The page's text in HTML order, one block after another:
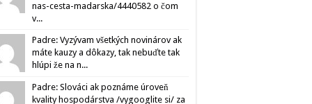
nas-cesta-madarska/4440582 o čom
v...
Padre: Vyzývam všetkých novinárov ak
máte kauzy a dôkazy, tak nebuďte tak
hlúpi že na n...
Padre: Slováci ak poznáme úroveň
kvality hospodárstva /vygooglite si/ za